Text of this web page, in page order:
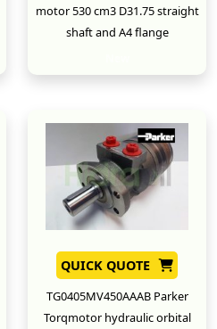
motor 530 cm3 D31.75 straight
shaft and A4 flange
QUICK QUOTE
TG0405MV450AAAB Parker
Torqmotor hydraulic orbital